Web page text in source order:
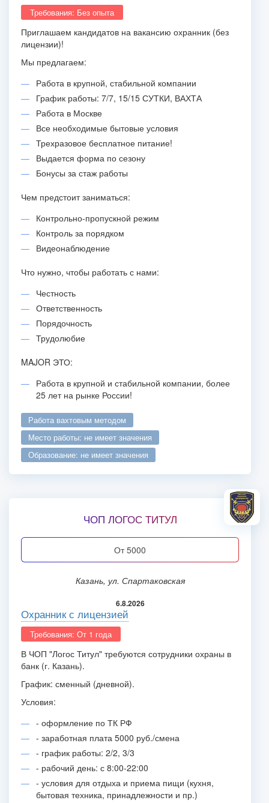
Требования: Без опыта
Приглашаем кандидатов на вакансию охранник (без
лицензии)!
Мы предлагаем:
Работа в крупной, стабильной компании
График работы: 7/7, 15/15 СУТКИ, ВАХТА
Работа в Москве
Все необходимые бытовые условия
Трехразовое бесплатное питание!
Выдается форма по сезону
Бонусы за стаж работы
Чем предстоит заниматься:
Контрольно-пропускной режим
Контроль за порядком
Видеонаблюдение
Что нужно, чтобы работать с нами:
Честность
Ответственность
Порядочность
Трудолюбие
MAJOR ЭТО:
Работа в крупной и стабильной компании, более
25 лет на рынке России!
работа вахтовым методом
место работы: не имеет значения
образование: не имеет значения
ЧОП ЛОГОС ТИТУЛ
от 5000
Казань, ул. Спартаковская
6.8.2026
Охранник с лицензией
Требования: От 1 года
В ЧОП "Логос Титул" требуются сотрудники охраны в
банк (г. Казань).
График: сменный (дневной).
Условия:
- оформление по ТК РФ
- заработная плата 5000 руб./смена
- график работы: 2/2, 3/3
- рабочий день: с 8:00-22:00
- условия для отдыха и приема пищи (кухня,
бытовая техника, принадлежности и пр.)